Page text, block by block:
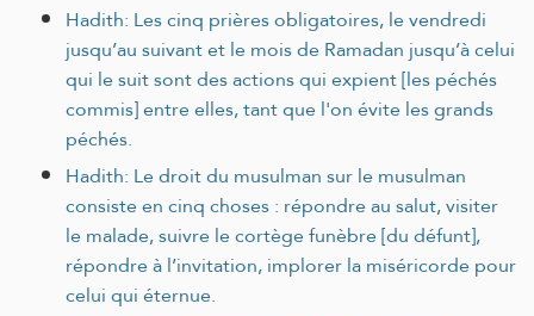
Hadith: Les cinq prières obligatoires, le vendredi
jusqu’au suivant et le mois de Ramadan jusqu’à celui
qui le suit sont des actions qui expient [les péchés
commis] entre elles, tant que l'on évite les grands
péchés.
Hadith: Le droit du musulman sur le musulman
consiste en cinq choses : répondre au salut, visiter
le malade, suivre le cortège funèbre [du défunt],
répondre à l’invitation, implorer la miséricorde pour
celui qui éternue.